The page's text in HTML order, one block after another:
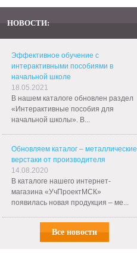
НОВОСТИ:
Эффективное обучение с
интерактивными пособиями в
начальной школе
18.05.2021
В нашем каталоге обновлен раздел
«Интерактивные пособия для
начальной школы». В...
Обновляем каталог – металлические
верстаки от производителя
14.08.2020
В каталоге нашего интернет-
магазина «УчПроектМСК»
появилась новая продукция – ме...
Все новости